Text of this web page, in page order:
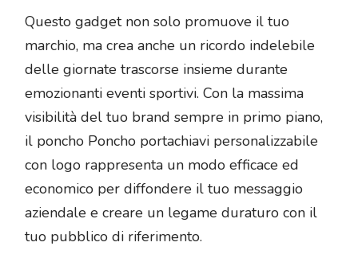
Questo gadget non solo promuove il tuo
marchio, ma crea anche un ricordo indelebile
delle giornate trascorse insieme durante
emozionanti eventi sportivi. Con la massima
visibilità del tuo brand sempre in primo piano,
il poncho Poncho portachiavi personalizzabile
con logo rappresenta un modo efficace ed
economico per diffondere il tuo messaggio
aziendale e creare un legame duraturo con il
tuo pubblico di riferimento.